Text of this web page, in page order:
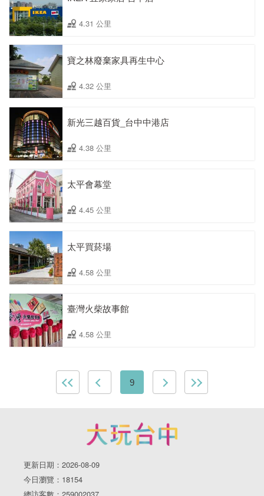
4.31 公里
寶之林廢棄家具再生中心
4.32 公里
新光三越百貨_台中中港店
4.38 公里
太平會幕堂
4.45 公里
太平買菸場
4.58 公里
臺灣火柴故事館
4.58 公里
9
更新日期：2026-08-09
今日瀏覽：18154